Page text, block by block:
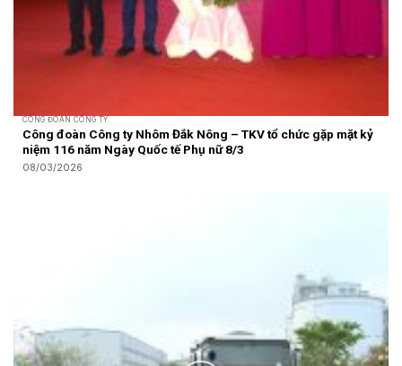
CÔNG ĐOÀN CÔNG TY
Công đoàn Công ty Nhôm Đắk Nông – TKV tổ chức gặp mặt kỷ
niệm 116 năm Ngày Quốc tế Phụ nữ 8/3
08/03/2026